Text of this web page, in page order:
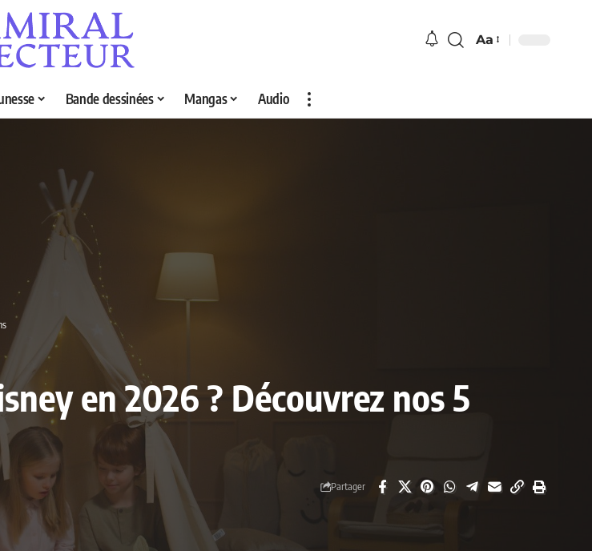
Aa
Bande dessinées Mangas Audio
en 2026 ? Découvrez nos 5
Partager